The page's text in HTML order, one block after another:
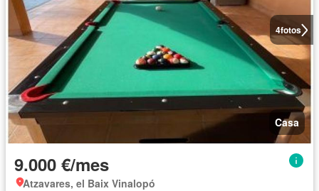
4fotos
Casa
9.000 €/mes
Atzavares, el Baix Vinalopó